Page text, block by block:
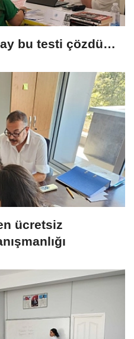
bu testi çözdü…
ücretsiz